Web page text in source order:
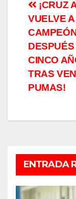
de
¡CRUZ
VUELVE
DESPUÉS
CINCO
TRAS
PUMAS!
ENTRADA